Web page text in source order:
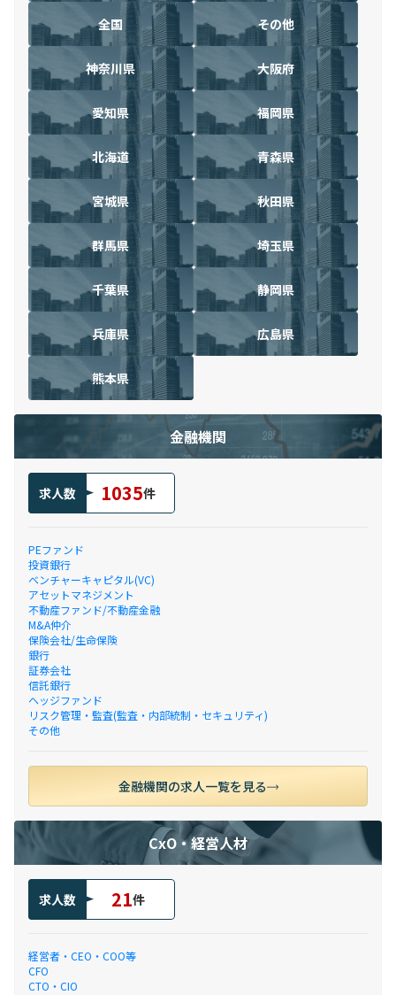
全国 その他
神奈川県 大阪府
愛知県 福岡県
北海道 青森県
宮城県 秋田県
群馬県 埼玉県
千葉県 静岡県
兵庫県 広島県
熊本県
金融機関
求人数 1035件
PEファンド
投資銀行
ベンチャーキャピタル(VC)
アセットマネジメント
不動産ファンド/不動産金融
M&A仲介
保険会社/生命保険
銀行
証券会社
信託銀行
ヘッジファンド
リスク管理・監査(監査・内部統制・セキュリティ)
その他
金融機関の求人一覧を見る
CxO・経営人材
求人数 21件
経営者・CEO・COO等
CFO
CTO・CIO